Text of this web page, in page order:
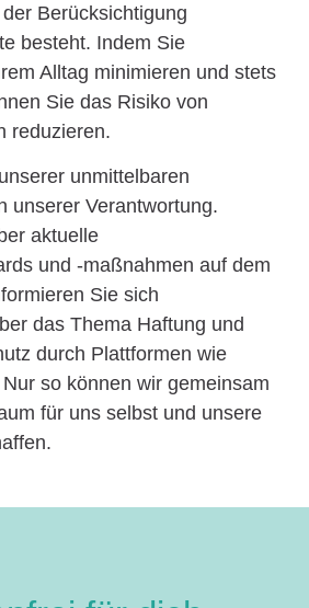
Berücksichtigung
besteht. Indem Sie
Alltag minimieren und stets
Sie das Risiko von
reduzieren.
unmittelbaren
unserer Verantwortung.
aktuelle
und -maßnahmen auf dem
Sie sich
das Thema Haftung und
durch Plattformen wie
so können wir gemeinsam
für uns selbst und unsere